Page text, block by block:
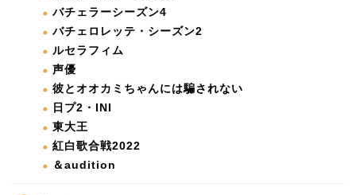
バチェラーシーズン4
バチェロレッテ・シーズン2
ルセラフィム
声優
彼とオオカミちゃんには騙されない
日プ2・INI
東大王
紅白歌合戦2022
＆audition